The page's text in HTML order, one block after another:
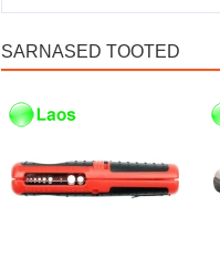
SARNASED TOOTED